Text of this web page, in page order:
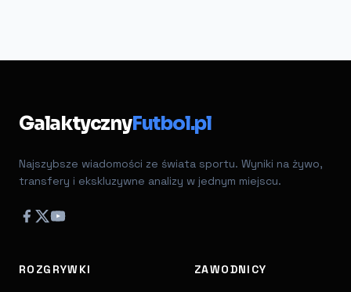
GalaktycznyFutbol.pl
Najszybsze wiadomości ze świata sportu. Wyniki na żywo,
transfery i ekskluzywne analizy w jednym miejscu.
ROZGRYWKI ZAWODNICY